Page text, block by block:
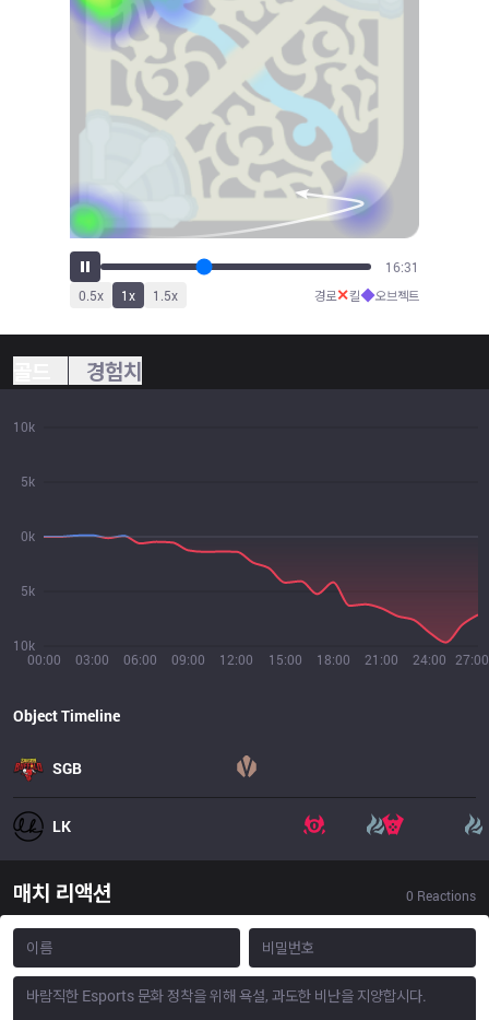
17:40
0.5x 1x 1.5x 경로✕킬◆오브젝트
경험치
00:00 03:00 06:00 09:00 12:00 15:00 18:00 21:00 24:00 27:00
10k
5k
0k
5k
10k
Object Timeline
SGB
LK
매치 리액션 0 Reactions